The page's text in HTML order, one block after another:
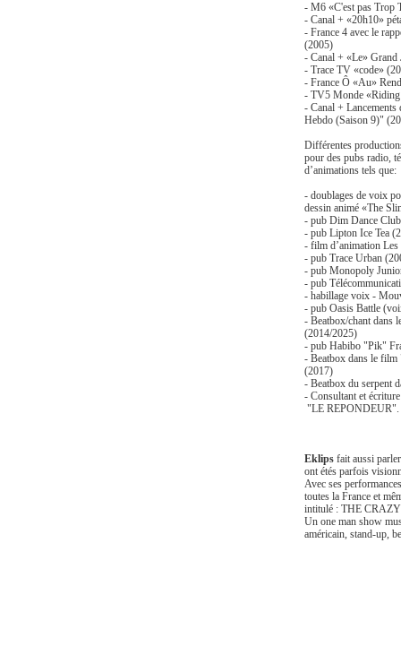
- M6 «C'est pas Trop
- Canal + «20h10»
- France 4 avec le
(2005)
- Canal + «Le» Grand
- Trace TV «code»
- France Ô «Au»
- TV5 Monde
- Canal + Lancements
Hebdo (Saison 9)"
Différentes
pour des pubs radio,
d’animations tels que:
- doublages de voix
dessin animé «The
- pub Dim Dance
- pub Lipton Ice Tea
- film d’animation
- pub Trace Urban
- pub Monopoly
- pub
- habillage voix -
- pub Oasis Battle
- Beatbox/chant dans
(2014/2025)
- pub Habibo "Pik"
- Beatbox dans le
(2017)
- Beatbox du serpent
- Consultant et
"LE REPONDEUR".
Eklips fait aussi
ont étés parfois
Avec ses
toutes la France et
intitulé : THE
Un one man show
américain, stand-up,